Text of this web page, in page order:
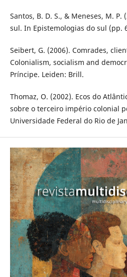
Santos, B. D. S., & Meneses, M.
sul. In Epistemologias do sul (pp.
Seibert, G. (2006). Comrades,
Colonialism, socialism and
Príncipe. Leiden: Brill.
Thomaz, O. (2002). Ecos do
sobre o terceiro império colonial
Universidade Federal do Rio de